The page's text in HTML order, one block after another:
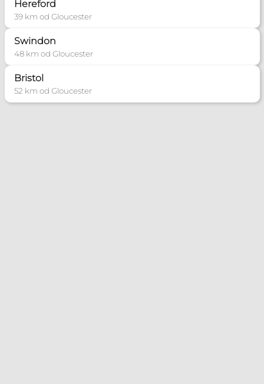
Hereford
39 km od Gloucester
Swindon
48 km od Gloucester
Bristol
52 km od Gloucester